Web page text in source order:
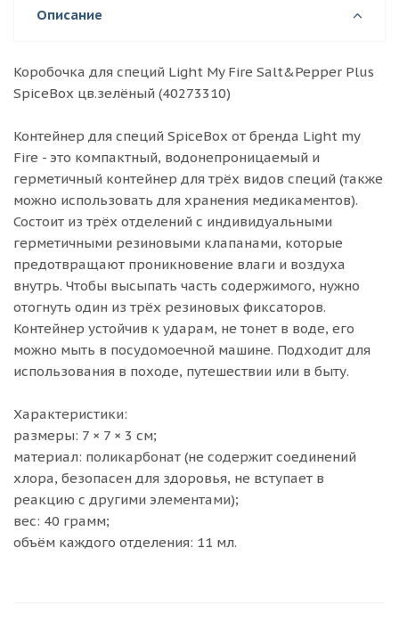
Описание
Коробочка для специй Light My Fire Salt&Pepper Plus
SpiceBox цв.зелёный (40273310)
Контейнер для специй SpiceBox от бренда Light my
Fire - это компактный, водонепроницаемый и
герметичный контейнер для трёх видов специй (также
можно использовать для хранения медикаментов).
Состоит из трёх отделений с индивидуальными
герметичными резиновыми клапанами, которые
предотвращают проникновение влаги и воздуха
внутрь. Чтобы высыпать часть содержимого, нужно
отогнуть один из трёх резиновых фиксаторов.
Контейнер устойчив к ударам, не тонет в воде, его
можно мыть в посудомоечной машине. Подходит для
использования в походе, путешествии или в быту.
Характеристики:
размеры: 7 × 7 × 3 см;
материал: поликарбонат (не содержит соединений
хлора, безопасен для здоровья, не вступает в
реакцию с другими элементами);
вес: 40 грамм;
объём каждого отделения: 11 мл.